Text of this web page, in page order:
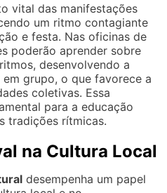
vital das manifestações
um ritmo contagiante
e festa. Nas oficinas de
poderão aprender sobre
desenvolvendo a
grupo, o que favorece a
coletivas. Essa
para a educação
tradições rítmicas.
na Cultura Local
desempenha um papel